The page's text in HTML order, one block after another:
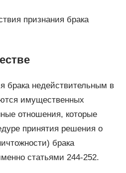
признания брака
брака недействительным в
имущественных
отношения, которые
принятия решения о
брака
статьями 244-252.